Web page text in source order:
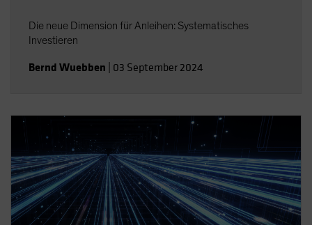
Die neue Dimension für Anleihen: Systematisches
Investieren
Bernd Wuebben 03 September 2024